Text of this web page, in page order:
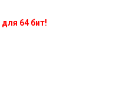
64 бит!